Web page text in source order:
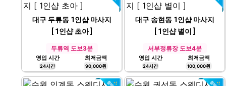
대구 두류동 1인샵 마사지
[ 1인샵 초아 ]
두류역 도보3분
영업 시간
24시간
최저금액
90,000원
대구 송현동 1인샵 마사지
[ 1인샵 별이 ]
서부정류장 도보4분
영업 시간
24시간
최저금액
100,000원